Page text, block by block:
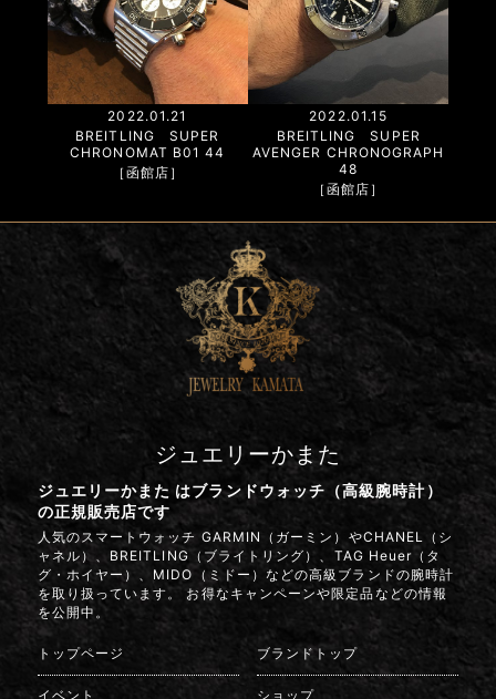
2022.01.21
BREITLING SUPER
CHRONOMAT B01 44
［函館店］
2022.01.15
BREITLING SUPER
AVENGER CHRONOGRAPH
48
［函館店］
ジュエリーかまた
ジュエリーかまた はブランドウォッチ（高級腕時計）
の正規販売店です
人気のスマートウォッチ GARMIN（ガーミン）やCHANEL（シ
ャネル）、BREITLING（ブライトリング）、TAG Heuer（タ
グ・ホイヤー）、MIDO（ミドー）などの高級ブランドの腕時計
を取り扱っています。 お得なキャンペーンや限定品などの情報
を公開中。
トップページ ブランドトップ
イベント ショップ